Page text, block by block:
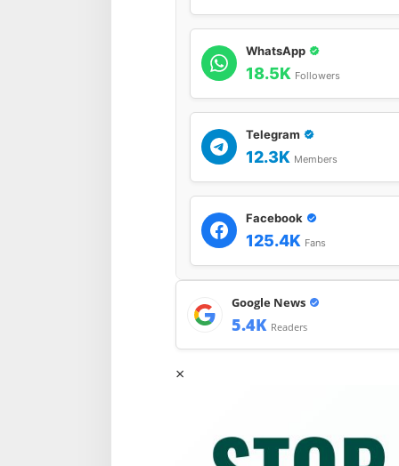
g
t
a
WhatsApp
18.5K Followers
Telegram
12.3K Members
Facebook
125.4K Fans
Google News
5.4K Readers
×